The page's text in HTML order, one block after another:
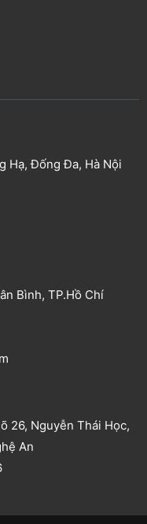
Hạ, Đống Đa, Hà Nội
Bình, TP.Hồ Chí
26, Nguyễn Thái Học,
An​